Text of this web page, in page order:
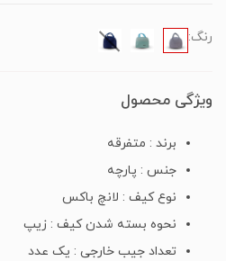
رنگ:
ویژگی محصول
برند : متفرقه
جنس : پارچه
نوع کیف : لانچ باکس
نحوه بسته شدن کیف : زیپ
تعداد جیب خارجی : یک عدد